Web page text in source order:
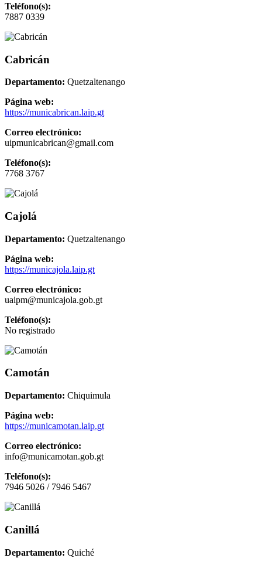
Teléfono(s):
7887 0339
Cabricán
Departamento: Quetzaltenango
Página web:
https://municabrican.laip.gt
Correo electrónico:
uipmunicabrican@gmail.com
Teléfono(s):
7768 3767
Cajolá
Departamento: Quetzaltenango
Página web:
https://municajola.laip.gt
Correo electrónico:
uaipm@municajola.gob.gt
Teléfono(s):
No registrado
Camotán
Departamento: Chiquimula
Página web:
https://municamotan.laip.gt
Correo electrónico:
info@municamotan.gob.gt
Teléfono(s):
7946 5026 / 7946 5467
Canillá
Departamento: Quiché